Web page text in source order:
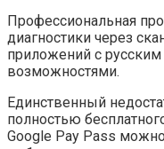
Профессиональная
диагностики через
приложений с
возможностями.
Единственный
полностью
Google Pay Pass